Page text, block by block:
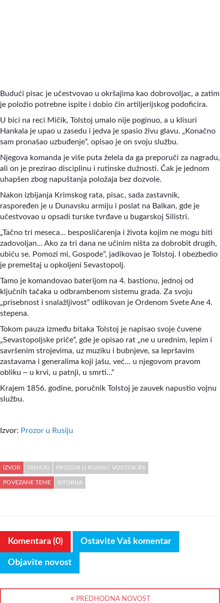
Budući pisac je učestvovao u okršajima kao dobrovoljac, a zatim
je položio potrebne ispite i dobio čin artiljerijskog podoficira.
U bici na reci Mičik, Tolstoj umalo nije poginuo, a u klisuri
Hankala je upao u zasedu i jedva je spasio živu glavu. „Konačno
sam pronašao uzbuđenje“, opisao je on svoju službu.
Njegova komanda je više puta želela da ga preporuči za nagradu,
ali on je prezirao disciplinu i rutinske dužnosti. Čak je jednom
uhapšen zbog napuštanja položaja bez dozvole.
Nakon izbijanja Krimskog rata, pisac, sada zastavnik,
raspoređen je u Dunavsku armiju i poslat na Balkan, gde je
učestvovao u opsadi turske tvrđave u bugarskoj Silistri.
„Tačno tri meseca... besposličarenja i života kojim ne mogu biti
zadovoljan... Ako za tri dana ne učinim ništa za dobrobit drugih,
ubiću se. Pomozi mi, Gospode“, jadikovao je Tolstoj. I obezbedio
je premeštaj u opkoljeni Sevastopolj.
Tamo je komandovao baterijom na 4. bastionu, jednoj od
ključnih tačaka u odbrambenom sistemu grada. Za svoju
„prisebnost i snalažljivost“ odlikovan je Ordenom Svete Ane 4.
stepena.
Tokom pauza između bitaka Tolstoj je napisao svoje čuvene
„Sevastopoljske priče“, gde je opisao rat „ne u urednim, lepim i
savršenim strojevima, uz muziku i bubnjeve, sa lepršavim
zastavama i generalima koji jašu, već... u njegovom pravom
obliku – u krvi, u patnji, u smrti...“
Krajem 1856. godine, poručnik Tolstoj je zauvek napustio vojnu
službu.
Izvor: Prozor u Rusiju
IZVOR TANJUG PROZOR U RUSIJU/ VOSTOK.RS
POVEZANE TEME ISTORIJA
Komentara (0) Ostavite Vaš komentar
Objavite novost
PREDHODNA NOVOST